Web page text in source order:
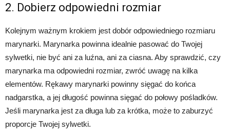
2. Dobierz odpowiedni rozmiar
Kolejnym ważnym krokiem jest dobór odpowiedniego rozmiaru
marynarki. Marynarka powinna idealnie pasować do Twojej
sylwetki, nie być ani za luźna, ani za ciasna. Aby sprawdzić, czy
marynarka ma odpowiedni rozmiar, zwróć uwagę na kilka
elementów. Rękawy marynarki powinny sięgać do końca
nadgarstka, a jej długość powinna sięgać do połowy pośladków.
Jeśli marynarka jest za długa lub za krótka, może to zaburzyć
proporcje Twojej sylwetki.